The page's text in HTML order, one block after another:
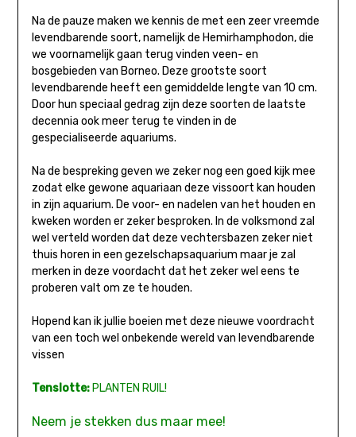
Na de pauze maken we kennis de met een zeer vreemde
levendbarende soort, namelijk de Hemirhamphodon, die
we voornamelijk gaan terug vinden veen- en
bosgebieden van Borneo. Deze grootste soort
levendbarende heeft een gemiddelde lengte van 10 cm.
Door hun speciaal gedrag zijn deze soorten de laatste
decennia ook meer terug te vinden in de
gespecialiseerde aquariums.
Na de bespreking geven we zeker nog een goed kijk mee
zodat elke gewone aquariaan deze vissoort kan houden
in zijn aquarium. De voor- en nadelen van het houden en
kweken worden er zeker besproken. In de volksmond zal
wel verteld worden dat deze vechtersbazen zeker niet
thuis horen in een gezelschapsaquarium maar je zal
merken in deze voordacht dat het zeker wel eens te
proberen valt om ze te houden.
Hopend kan ik jullie boeien met deze nieuwe voordracht
van een toch wel onbekende wereld van levendbarende
vissen
Tenslotte:PLANTEN RUIL!
Neem je stekken dus maar mee!